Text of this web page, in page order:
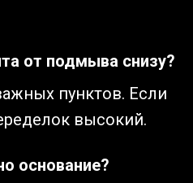
от подмыва снизу?
пунктов. Если
высокий.
основание?